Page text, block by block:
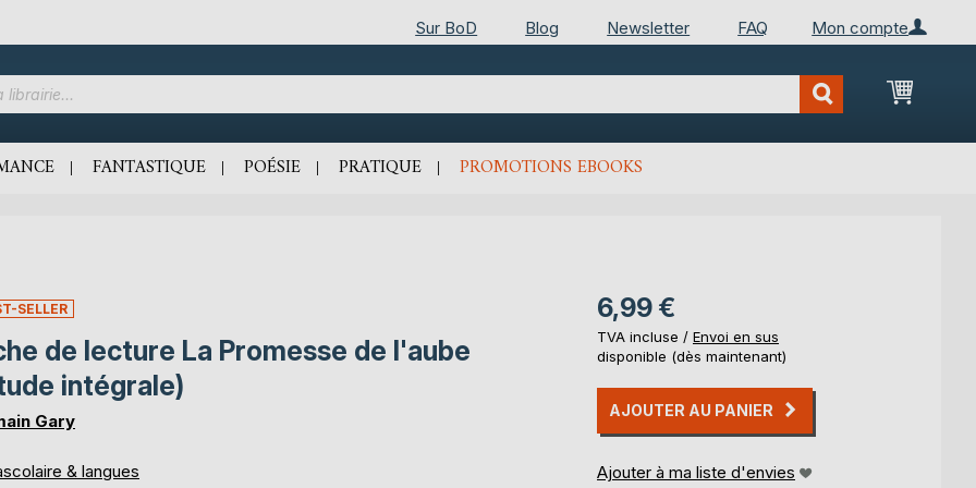
Mon compte
Sur BoD Blog Newsletter FAQ
Mon
FANTASTIQUE POÉSIE PRATIQUE PROMOTIONS EBOOKS
SELLER
de lecture La Promesse de l'aube
intégrale)
Gary
& langues
6,99 €
TVA incluse / Envoi en sus
disponible (dès maintenant)
AJOUTER AU PANIER
Ajouter à ma liste d'envies